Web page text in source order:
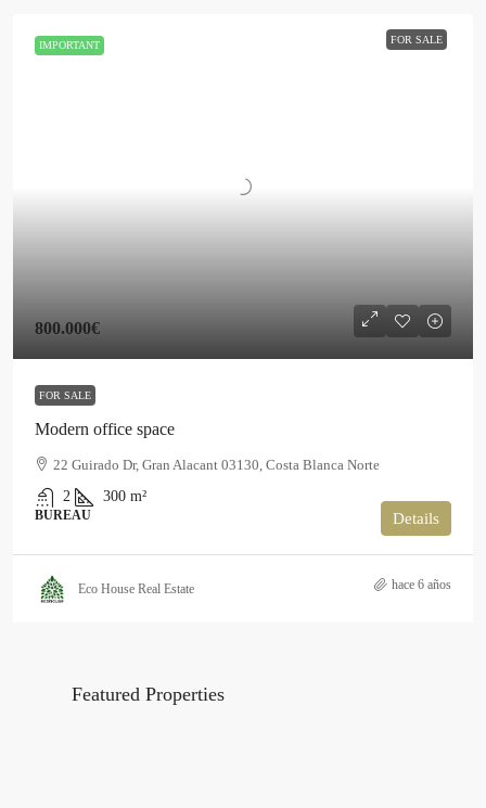
IMPORTANT FOR SALE
800.000€
FOR SALE
Modern office space
22 Guirado Dr, Gran Alacant 03130, Costa Blanca Norte
2
300 m²
BUREAU Details
Eco House Real Estate hace 6 años
Featured Properties